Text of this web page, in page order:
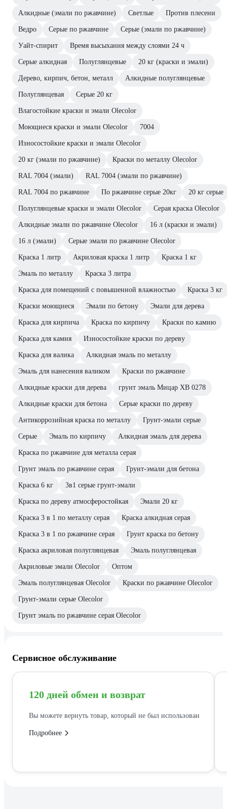
Алкидные (эмали по ржавчине) Светлые Против плесени
Ведро Серые по ржавчине Серые (эмали по ржавчине)
Уайт-спирит Время высыхания между слоями 24 ч
Серые алкидная Полуглянцевые 20 кг (краски и эмали)
Дерево, кирпич, бетон, металл Алкидные полуглянцевые
Полуглянцевая Серые 20 кг
Влагостойкие краски и эмали Olecolor
Моющиеся краски и эмали Olecolor 7004
Износостойкие краски и эмали Olecolor
20 кг (эмали по ржавчине) Краски по металлу Olecolor
RAL 7004 (эмали) RAL 7004 (эмали по ржавчине)
RAL 7004 по ржавчине По ржавчине серые 20кг 20 кг серые
Полуглянцевые краски и эмали Olecolor Серая краска Olecolor
Алкидные эмали по ржавчине Olecolor 16 л (краски и эмали)
16 л (эмали) Серые эмали по ржавчине Olecolor
Краска 1 литр Акриловая краска 1 литр Краска 1 кг
Эмаль по металлу Краска 3 литра
Краска для помещений с повышенной влажностью Краска 3 кг
Краски моющиеся Эмали по бетону Эмали для дерева
Краска для кирпича Краска по кирпичу Краски по камню
Краска для камня Износостойкие краски по дереву
Краска для валика Алкидная эмаль по металлу
Эмаль для нанесения валиком Краски по ржавчине
Алкидные краски для дерева грунт эмаль Мицар ХВ 0278
Алкидные краски для бетона Серые краски по дереву
Антикоррозийная краска по металлу Грунт-эмали серые
Серые Эмаль по кирпичу Алкидная эмаль для дерева
Краска по ржавчине для металла серая
Грунт эмаль по ржавчине серая Грунт-эмали для бетона
Краска 6 кг 3в1 серые грунт-эмали
Краска по дереву атмосферостойкая Эмали 20 кг
Краска 3 в 1 по металлу серая Краска алкидная серая
Краска 3 в 1 по ржавчине серая Грунт краска по бетону
Краска акриловая полуглянцевая Эмаль полуглянцевая
Акриловые эмали Olecolor Оптом
Эмаль полуглянцевая Olecolor Краски по ржавчине Olecolor
Грунт-эмали серые Olecolor
Грунт эмаль по ржавчине серая Olecolor
Сервисное обслуживание
120 дней обмен и возврат
Вы можете вернуть товар, который не был использован
Подробнее